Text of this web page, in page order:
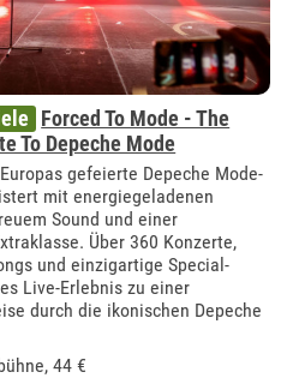
Forced To Mode - The
To Depeche Mode
gefeierte Depeche Mode-
mit energiegeladenen
Sound und einer
Über 360 Konzerte,
und einzigartige Special-
Live-Erlebnis zu einer
durch die ikonischen Depeche
, 44 €